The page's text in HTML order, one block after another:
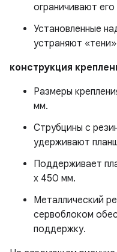
ограничивают
Установленные
устраняют
конструкция
Размеры
мм.
Струбцины с
удерживают
Поддерживает
x 450 мм.
Металлический
сервоблоком
поддержку.